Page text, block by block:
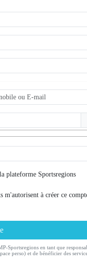
plateforme Sportsregions
m'autorisent à créer ce
Sportsregions en tant que
perso) et de bénéficier des